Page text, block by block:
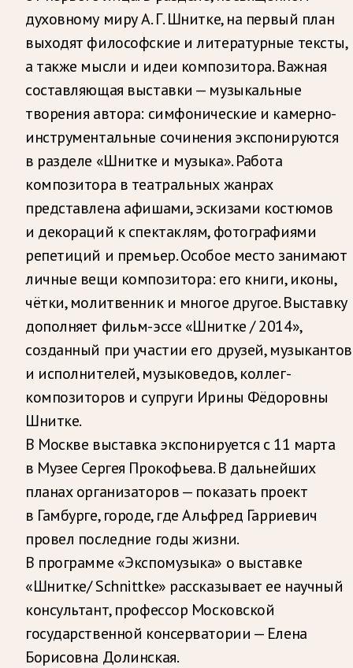
духовному миру А. Г. Шнитке, на первый план
выходят философские и литературные тексты,
а также мысли и идеи композитора. Важная
составляющая выставки — музыкальные
творения автора: симфонические и камерно-
инструментальные сочинения экспонируются
в разделе «Шнитке и музыка». Работа
композитора в театральных жанрах
представлена афишами, эскизами костюмов
и декораций к спектаклям, фотографиями
репетиций и премьер. Особое место занимают
личные вещи композитора: его книги, иконы,
чётки, молитвенник и многое другое. Выставку
дополняет фильм-эссе «Шнитке / 2014»,
созданный при участии его друзей, музыкантов
и исполнителей, музыковедов, коллег-
композиторов и супруги Ирины Фёдоровны
Шнитке.
В Москве выставка экспонируется с 11 марта
в Музее Сергея Прокофьева. В дальнейших
планах организаторов — показать проект
в Гамбурге, городе, где Альфред Гарриевич
провел последние годы жизни.
В программе «Экспомузыка» о выставке
«Шнитке/ Schnittke» рассказывает ее научный
консультант, профессор Московской
государственной консерватории — Елена
Борисовна Долинская.